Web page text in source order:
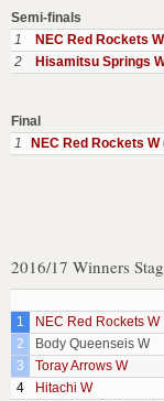
Semi-finals
1
NEC Red Rockets
2
Hisamitsu Springs
Final
1
NEC Red Rockets W
2016/17 Winners
1
NEC Red Rockets W
2
Body Queenseis W
3
Toray Arrows W
4
Hitachi W